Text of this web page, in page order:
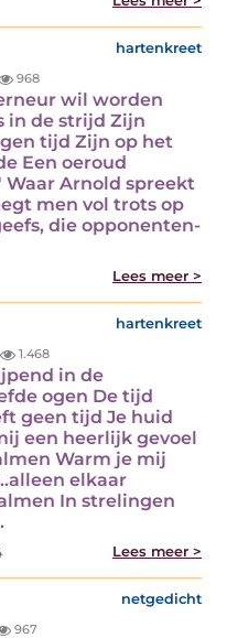
hartenkreet
968
wil worden
in de strijd Zijn
tijd Zijn op het
Een oeroud
Arnold spreekt
men vol trots op
die opponenten-
Lees meer >
hartenkreet
1.468
in de
ogen De tijd
geen tijd Je huid
een heerlijk gevoel
Warm je mij
elkaar
In strelingen
Lees meer >
netgedicht
967